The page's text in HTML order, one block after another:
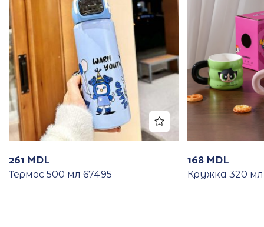
261 MDL
Термос 500 мл 67495
168 MDL
Кружка 320 мл